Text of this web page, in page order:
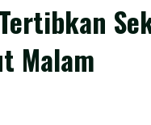
Malam